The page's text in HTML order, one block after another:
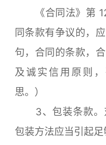
《合同法》第
同条款有争议的，
句，合同的条款，
及诚实信用原则
思。）
3、包装条款。
包装方法应当引起足